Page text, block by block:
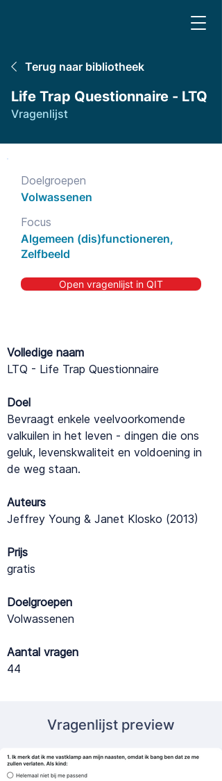
Terug naar bibliotheek
Life Trap Questionnaire - LTQ
Vragenlijst
Doelgroepen
Volwassenen
Focus
Algemeen (dis)functioneren,
Zelfbeeld
Open vragenlijst in QIT
Volledige naam
LTQ - Life Trap Questionnaire
Doel
Bevraagt enkele veelvoorkomende
valkuilen in het leven - dingen die ons
geluk, levenskwaliteit en voldoening in
de weg staan.
Auteurs
Jeffrey Young & Janet Klosko (2013)
Prijs
gratis
Doelgroepen
Volwassenen
Aantal vragen
44
Vragenlijst preview